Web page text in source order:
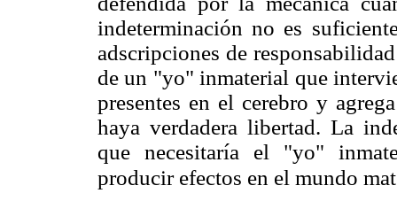
indeterminación no es
adscripciones de
de un "yo" inmaterial que
presentes en el cerebro y
haya verdadera libertad. La
que necesitaría el "yo"
producir efectos en el mundo